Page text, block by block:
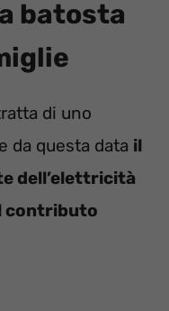
batosta
di uno
da questa data il
dell’elettricità
contributo